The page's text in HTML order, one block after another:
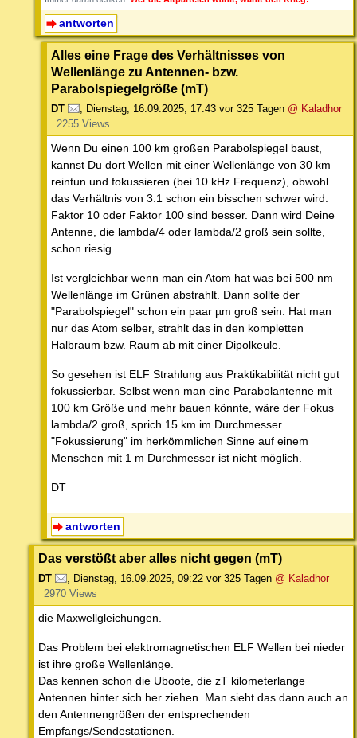
antworten
Alles eine Frage des Verhältnisses von
Wellenlänge zu Antennen- bzw.
Parabolspiegelgröße (mT)
DT , Dienstag, 16.09.2025, 17:43 vor 325 Tagen @ Kaladhor
2255 Views
Wenn Du einen 100 km großen Parabolspiegel baust,
kannst Du dort Wellen mit einer Wellenlänge von 30 km
reintun und fokussieren (bei 10 kHz Frequenz), obwohl
das Verhältnis von 3:1 schon ein bisschen schwer wird.
Faktor 10 oder Faktor 100 sind besser. Dann wird Deine
Antenne, die lambda/4 oder lambda/2 groß sein sollte,
schon riesig.
Ist vergleichbar wenn man ein Atom hat was bei 500 nm
Wellenlänge im Grünen abstrahlt. Dann sollte der
"Parabolspiegel" schon ein paar µm groß sein. Hat man
nur das Atom selber, strahlt das in den kompletten
Halbraum bzw. Raum ab mit einer Dipolkeule.
So gesehen ist ELF Strahlung aus Praktikabilität nicht gut
fokussierbar. Selbst wenn man eine Parabolantenne mit
100 km Größe und mehr bauen könnte, wäre der Fokus
lambda/2 groß, sprich 15 km im Durchmesser.
"Fokussierung" im herkömmlichen Sinne auf einem
Menschen mit 1 m Durchmesser ist nicht möglich.
DT
antworten
Das verstößt aber alles nicht gegen (mT)
DT Dienstag, 16.09.2025, 09:22 vor 325 Tagen @ Kaladhor
2970 Views
die Maxwellgleichungen.
Das Problem bei elektromagnetischen ELF Wellen bei nieder
ist ihre große Wellenlänge.
Das kennen schon die Uboote, die zT kilometerlange
Antennen hinter sich her ziehen. Man sieht das dann auch an
den Antennengrößen der entsprechenden
Empfangs/Sendestationen.